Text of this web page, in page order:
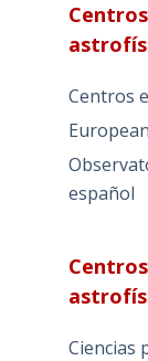
Centros
español
Ciencias